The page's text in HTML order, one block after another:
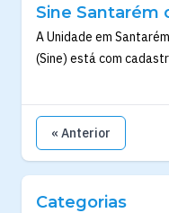
Sine Santarém
A Unidade em
(Sine) está com
« Anterior
Categorias